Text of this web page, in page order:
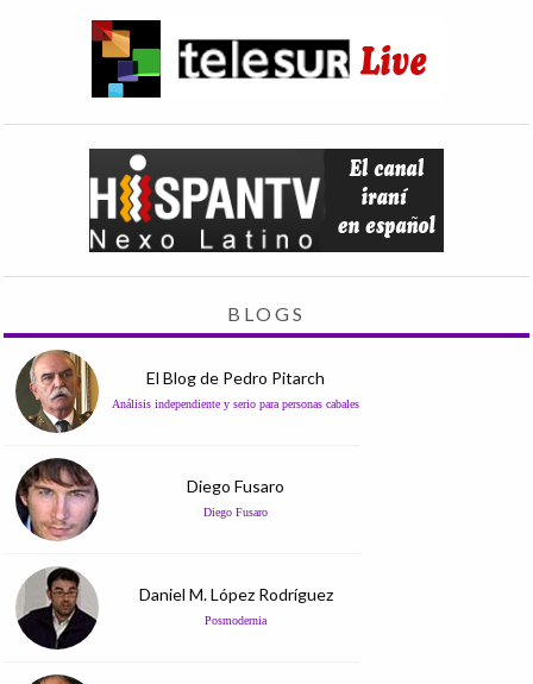
BLOGS
El Blog de Pedro Pitarch
Análisis independiente y serio para personas cabales
Diego Fusaro
Diego Fusaro
Daniel M. López Rodríguez
Posmodernia